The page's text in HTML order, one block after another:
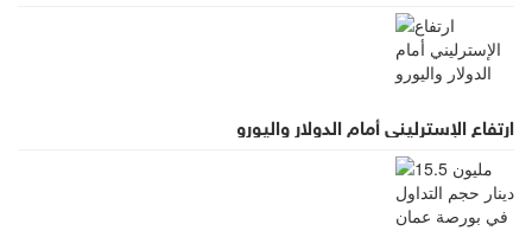
ارتفاع الإسترليني أمام الدولار واليورو